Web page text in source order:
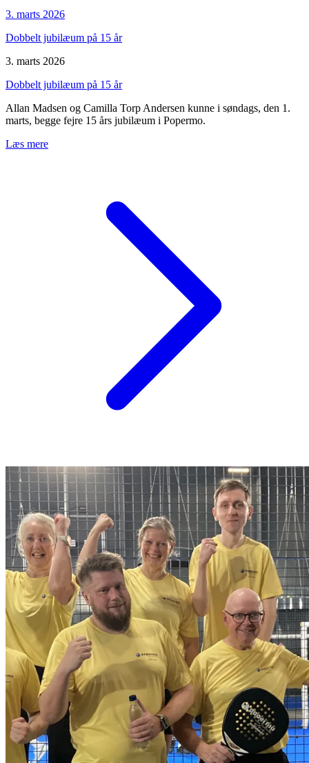
3. marts 2026
Dobbelt jubilæum på 15 år
3. marts 2026
Dobbelt jubilæum på 15 år
Allan Madsen og Camilla Torp Andersen kunne i søndags, den 1.
marts, begge fejre 15 års jubilæum i Popermo.
Læs mere